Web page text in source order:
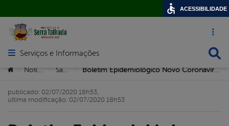
Acesso
Abrir menu principal de navegação
Serviços e Informações
Você está aqui:
> Notícias > >
publicado: 02/07/2020 18h53,
última modificação: 02/07/2020 18h53
ACESSIBILIDADE